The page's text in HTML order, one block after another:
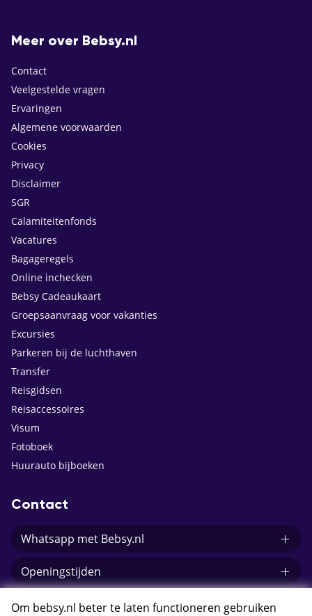
Meer over Bebsy.nl
Contact
Veelgestelde vragen
Ervaringen
Algemene voorwaarden
Cookies
Privacy
Disclaimer
SGR
Calamiteitenfonds
Vacatures
Bagageregels
Online inchecken
Bebsy Cadeaukaart
Groepsaanvraag voor vakanties
Excursies
Parkeren bij de luchthaven
Transfer
Reisgidsen
Reisaccessoires
Visum
Fotoboek
Huurauto bijboeken
Contact
Whatsapp met Bebsy.nl
Openingstijden
E-mail Bebsy.nl
Om bebsy.nl beter te laten functioneren gebruiken